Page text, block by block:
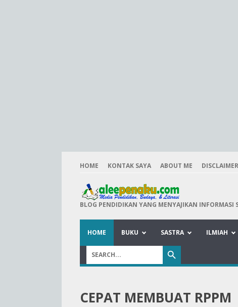
HOME KONTAK SAYA ABOUT ME
BLOG PENDIDIKAN YANG MENYAJIKAN INFORMASI
HOME BUKU SASTRA ILMIAH
CEPAT MEMBUAT RPPM